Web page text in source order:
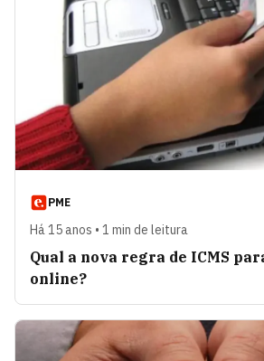
PME
Há 15 anos • 1 min de leitura
Qual a nova regra de ICMS
online?